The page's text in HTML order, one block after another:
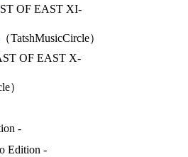
OF EAST XI-
（TatshMusicCircle）
OF EAST X-
）
-
Edition -